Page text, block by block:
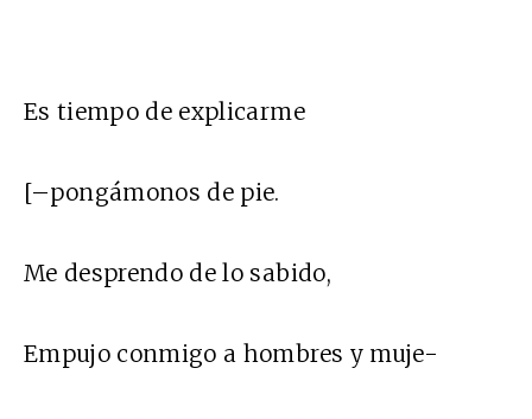
Es tiempo de explicarme
[–pongámonos de pie.
Me desprendo de lo sabido,
Empujo conmigo a hombres y muje-